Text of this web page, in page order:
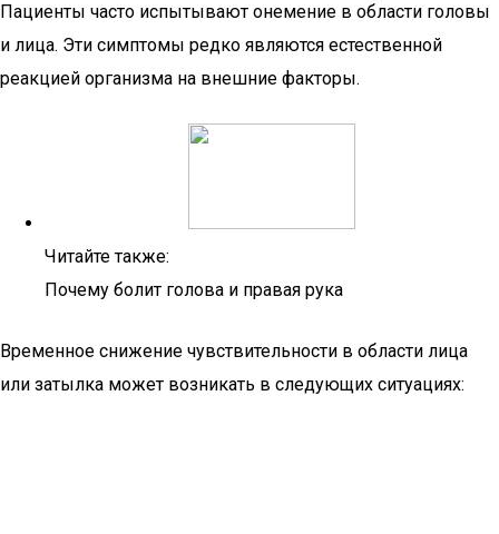
Пациенты часто испытывают онемение в области головы
и лица. Эти симптомы редко являются естественной
реакцией организма на внешние факторы.
Читайте также:
Почему болит голова и правая рука
Временное снижение чувствительности в области лица
или затылка может возникать в следующих ситуациях: